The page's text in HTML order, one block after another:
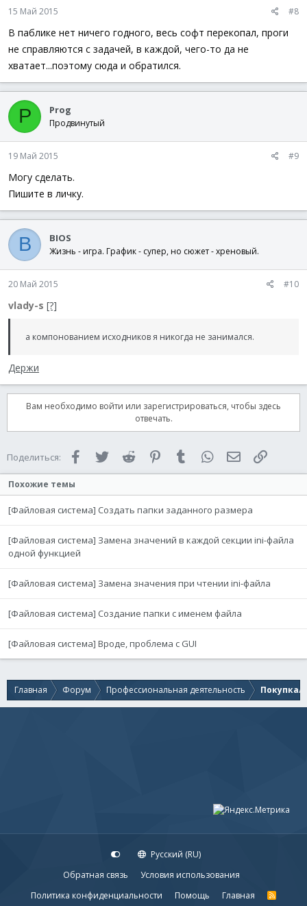
15 Май 2015 #8
В паблике нет ничего годного, весь софт перекопал, проги
не справляются с задачей, в каждой, чего-то да не
хватает...поэтому сюда и обратился.
P Prog
Продвинутый
19 Май 2015 #9
Могу сделать.
Пишите в личку.
B BIOS
Жизнь - игра. График - супер, но сюжет - хреновый.
20 Май 2015 #10
vlady-s [?]
а компонованием исходников я никогда не занимался.
Держи
Вам необходимо войти или зарегистрироваться, чтобы здесь
отвечать.
Поделиться: FacebookTwitter Reddit PinterestTumblr WhatsAppЭлектронная
Похожие темы
[Файловая система] Создать папки заданного размера
[Файловая система] Замена значений в каждой секции ini-файла
одной функцией
[Файловая система] Замена значения при чтении ini-файла
[Файловая система] Создание папки с именем файла
[Файловая система] Вроде, проблема с GUI
Главная Форум Профессиональная деятельность Покупка/
Русский (RU)
Обратная связь
Условия использования
Политика конфиденциальности
Помощь Главная
R